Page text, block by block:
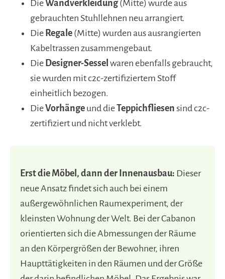
Die Wandverkleidung(Mitte) wurde aus
gebrauchten Stuhllehnen neu arrangiert.
Die Regale (Mitte) wurden aus ausrangierten
Kabeltrassen zusammengebaut.
Die Designer-Sessel waren ebenfalls gebraucht,
sie wurden mit c2c-zertifiziertem Stoff
einheitlich bezogen.
DieVorhänge und dieTeppichfliesen sind c2c-
zertifiziert und nicht verklebt.
Erst die Möbel, dann der Innenausbau: Dieser
neue Ansatz findet sich auch bei einem
außergewöhnlichen Raumexperiment, der
kleinsten Wohnung der Welt. Bei der Cabanon
orientierten sich die Abmessungen der Räume
an den Körpergrößen der Bewohner, ihren
Haupttätigkeiten in den Räumen und der Größe